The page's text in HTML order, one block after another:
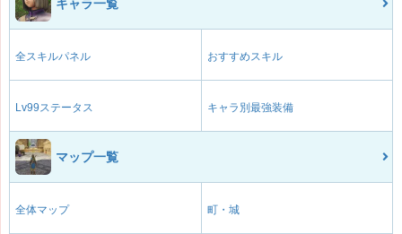
キャラ一覧
全スキルパネル おすすめスキル
Lv99ステータス キャラ別最強装備
マップ一覧
全体マップ 町・城